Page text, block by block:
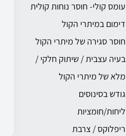
עומס קולי- חוסר נוחות קולית
דימום במיתרי הקול
חוסר סגירה של מיתרי הקול
בעיה עצבית / שיתוק חלקי /
מלא של מיתרי הקול
גודש בסינוסים
ליחות/חומציות
ריפלוקס / צרבת